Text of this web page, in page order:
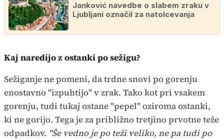
Janković navedbe o slabem zraku v
Ljubljani označil za natolcevanja
Kaj naredijo z ostanki po sežigu?
Sežiganje ne pomeni, da trdne snovi po gorenju
enostavno "izpuhtijo" v zrak. Tako kot pri vsakem
gorenju, tudi tukaj ostane "pepel" oziroma ostanki,
ki ne gorijo. Tega je za približno tretjino prvotne teže
odpadkov. "Še vedno je po teži veliko, ne pa tudi po